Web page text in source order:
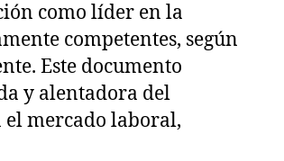
como líder en la
competentes, según
Este documento
y alentadora del
el mercado laboral,